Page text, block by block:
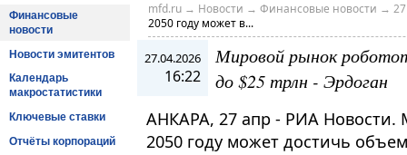
Финансовые
новости
Новости эмитентов
Календарь
макростатистики
Ключевые ставки
Отчёты корпораций
mfd.ru→ Новости → Финансовые новости →
2050 году может в...
27.04.2026
16:22
Мировой рынок
до $25 трлн - Эрдоган
АНКАРА, 27 апр - РИА
2050 году может достичь